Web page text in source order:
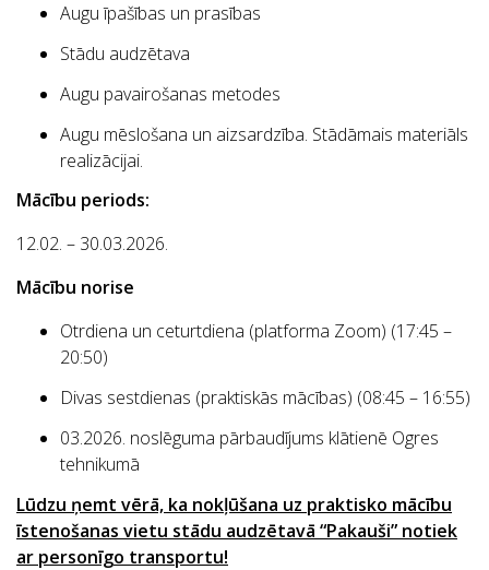
Augu īpašības un prasības
Stādu audzētava
Augu pavairošanas metodes
Augu mēslošana un aizsardzība. Stādāmais materiāls
realizācijai.
Mācību periods:
12.02. – 30.03.2026.
Mācību norise
Otrdiena un ceturtdiena (platforma Zoom) (17:45 –
20:50)
Divas sestdienas (praktiskās mācības) (08:45 – 16:55)
03.2026. noslēguma pārbaudījums klātienē Ogres
tehnikumā
Lūdzu ņemt vērā, ka nokļūšana uz praktisko mācību
īstenošanas vietu stādu audzētavā “Pakauši” notiek
ar personīgo transportu!